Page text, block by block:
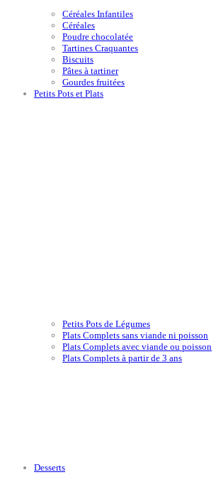
Céréales Infantiles
Céréales
Poudre chocolatée
Tartines Craquantes
Biscuits
Pâtes à tartiner
Gourdes fruitées
Petits Pots et Plats
Petits Pots de Légumes
Plats Complets sans viande ni poisson
Plats Complets avec viande ou poisson
Plats Complets à partir de 3 ans
Desserts